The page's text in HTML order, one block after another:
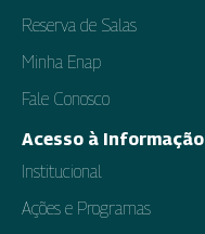
Reserva de Salas
Minha Enap
Fale Conosco
Acesso à Informação
Institucional
Ações e Programas